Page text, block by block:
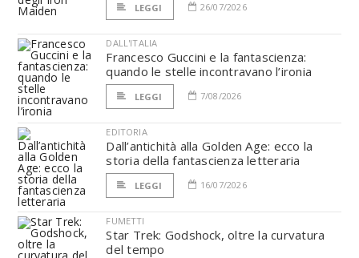
LEGGI 26/07/2026
DALL'ITALIA
Francesco Guccini e la fantascienza:
quando le stelle incontravano l’ironia
LEGGI 7/08/2026
EDITORIA
Dall’antichità alla Golden Age: ecco la
storia della fantascienza letteraria
LEGGI 16/07/2026
FUMETTI
Star Trek: Godshock, oltre la curvatura
del tempo